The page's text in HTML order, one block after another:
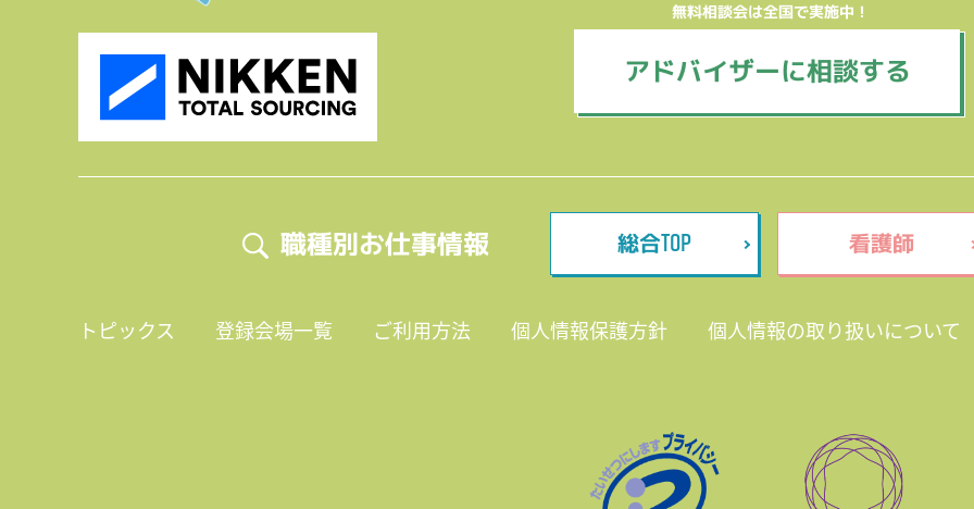
無料相談会は全国で実施中！
アドバイザーに相談する
職種別お仕事情報 総合TOP 看護師
トピックス 登録会場一覧 ご利用方法 個人情報保護方針 個人情報の取り扱いについて